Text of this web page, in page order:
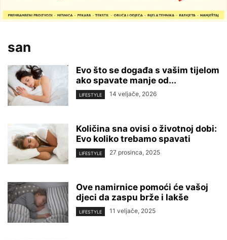
san
Evo što se događa s vašim tijelom
ako spavate manje od...
LIFESTYLE 14 veljače, 2026
Količina sna ovisi o životnoj dobi:
Evo koliko trebamo spavati
LIFESTYLE 27 prosinca, 2025
Ove namirnice pomoći će vašoj
djeci da zaspu brže i lakše
LIFESTYLE 11 veljače, 2025